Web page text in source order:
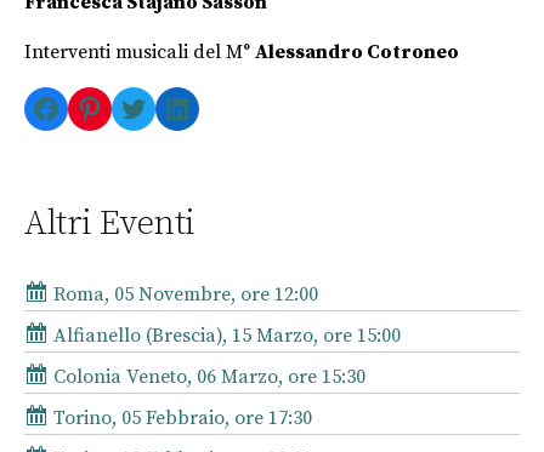
Interventi musicali del M° Alessandro Cotroneo
Facebook
Pinterest
TwitterLinkedIn
Altri Eventi
Roma, 05 Novembre, ore 12:00
Alfianello (Brescia), 15 Marzo, ore 15:00
Colonia Veneto, 06 Marzo, ore 15:30
Torino, 05 Febbraio, ore 17:30